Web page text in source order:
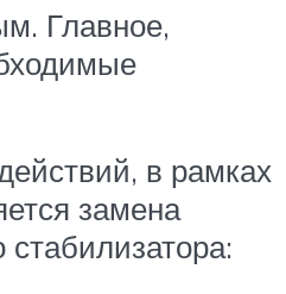
Главное,
в рамках
замена
стабилизатора: